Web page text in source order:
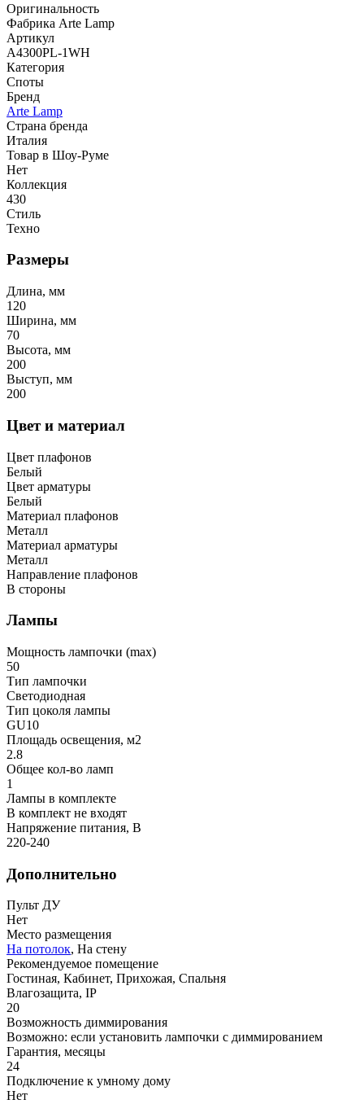
Оригинальность
Фабрика Arte Lamp
Артикул
A4300PL-1WH
Категория
Споты
Бренд
Arte Lamp
Страна бренда
Италия
Товар в Шоу-Руме
Нет
Коллекция
430
Стиль
Техно
Размеры
Длина, мм
120
Ширина, мм
70
Высота, мм
200
Выступ, мм
200
Цвет и материал
Цвет плафонов
Белый
Цвет арматуры
Белый
Материал плафонов
Металл
Материал арматуры
Металл
Направление плафонов
В стороны
Лампы
Мощность лампочки (max)
50
Тип лампочки
Светодиодная
Тип цоколя лампы
GU10
Площадь освещения, м2
2.8
Общее кол-во ламп
1
Лампы в комплекте
В комплект не входят
Напряжение питания, В
220-240
Дополнительно
Пульт ДУ
Нет
Место размещения
На потолок, На стену
Рекомендуемое помещение
Гостиная, Кабинет, Прихожая, Спальня
Влагозащита, IP
20
Возможность диммирования
Возможно: если установить лампочки с диммированием
Гарантия, месяцы
24
Подключение к умному дому
Нет